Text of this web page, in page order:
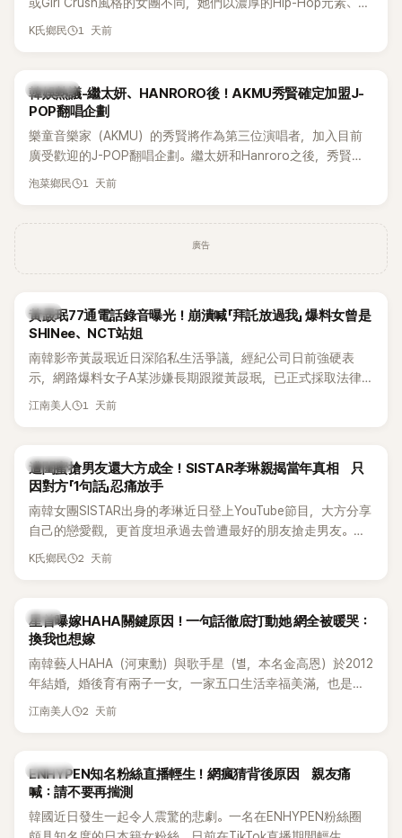
創Rap及成員親自參與創作為特色，MV也融入美式街頭、塗
為第五代女團中極具辨識度的新生代代表之一。
K氏鄉民 1 天前
熱議討論
韓娛熱議-繼太妍、HANRORO後！AKMU秀賢確定加盟J-
POP翻唱企劃
樂童音樂家（AKMU）的秀賢將作為第三位演唱者，加入目前
廣受歡迎的J-POP翻唱企劃。繼太妍和Hanroro之後，秀賢已
獲選為第三首翻唱歌曲的主唱，並於近期完成錄音。
泡菜鄉民 1 天前
廣告
韓星
黃晸珉77通電話錄音曝光！崩潰喊「拜託放過我」 爆料女曾是
SHINee、NCT站姐
南韓影帝黃晸珉近日深陷私生活爭議，經紀公司日前強硬表
示，網路爆料女子A某涉嫌長期跟蹤黃晸珉，已正式採取法律
行動。不過，A並未停止發聲，持續透過社群平台公開爆料，反
的錄音內容，而A也首度承認自己過去曾是SHINee、NCT等偶
像團體的「站姐」，事件持續延燒。
江南美人 1 天前
K-POP
遭閨蜜搶男友還大方成全！SISTAR孝琳親揭當年真相 只
因對方「1句話」忍痛放手
南韓女團SISTAR出身的孝琳近日登上YouTube節目，大方分享
自己的戀愛觀，更首度坦承過去曾遭最好的朋友搶走男友。她
表示，當時選擇瀟灑放手，但如果同樣的事情現在再發生，「我
K氏鄉民 2 天前
韓星
星首曝嫁HAHA關鍵原因！一句話徹底打動她 網全被暖哭：
換我也想嫁
南韓藝人HAHA（河東勳）與歌手星（별，本名金高恩）於2012
年結婚，婚後育有兩子一女，一家五口生活幸福美滿，也是韓
國演藝圈公認的模範夫妻。近日，星首度公開當年決定嫁給
江南美人 2 天前
K-POP
ENHYPEN知名粉絲直播輕生！網瘋猜背後原因 親友痛
喊：請不要再揣測
韓國近日發生一起令人震驚的悲劇。一名在ENHYPEN粉絲圈